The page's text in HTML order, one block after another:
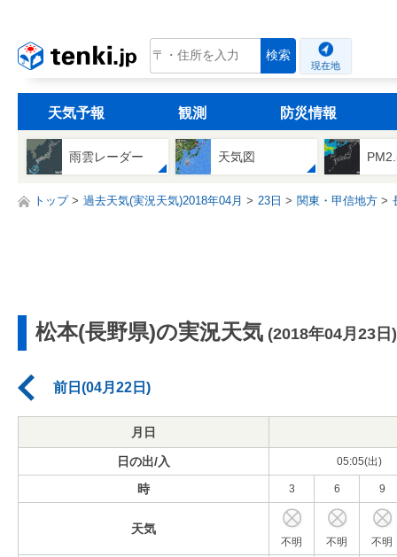
tenki.jp 検索
現在地
天気予報 観測 防災情報
雨雲レーダー 天気図
トップ 過去天気(実況天気)2018年04月 23日 関東・甲信地方
松本(長野県)の実況天気 (2018年04月23日)
前日(04月22日)
月日
日の出/入 05:05(出)
時 3 6 9
天気
不明 不明 不明